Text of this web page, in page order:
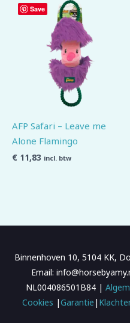
Save
AFP Safari – Leave me
Alone Flamingo
€ 11,83 incl. btw
Binnenhoven 10, 5104 KK,
Email:
NL004086501B84 |
Cookies |Garantie |